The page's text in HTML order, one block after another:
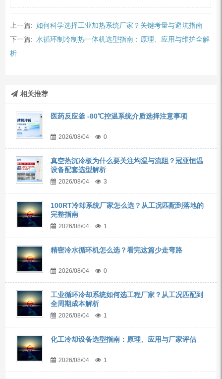
上一篇: 如何科学选择工业加热系统厂家？关键考量与避坑指南
下一篇: 水循环制冷制热一体机选型指南：原理、应用与维护全解
析
相关推荐
医药反应釜 -80℃控温系统介质选择注意事项
2026/08/04 0
真空热沉冷板为什么要关注均温与流阻？冠亚恒温
设备配套选型解析
2026/08/04 3
100RT冷却系统厂家怎么选？从工况匹配到落地的
完整指南
2026/08/04 1
精密冷水循环机怎么选？看完这篇少走弯路
2026/08/04 0
工业循环冷却系统如何选工程厂家？从工况匹配到
全周期成本解析
2026/08/04 1
化工冷却设备选型指南：原理、应用与厂家评估
2026/08/04 1